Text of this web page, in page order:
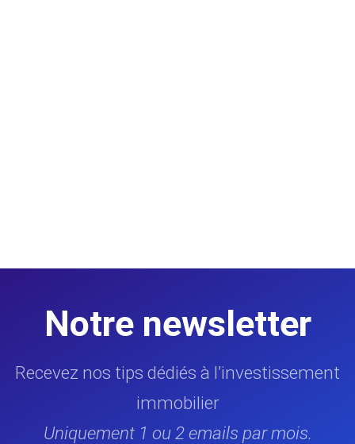
Notre newsletter
Recevez nos tips dédiés à l’investissement
immobilier
Uniquement 1 ou 2 emails par mois.